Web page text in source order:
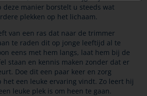
deze manier borstelt u steeds wat
plekken op het lichaam.
van een ras dat naar de trimmer
te raden dit op jonge leeftijd al te
eens met hem langs, laat hem bij de
staan en kennis maken zonder dat er
Doe dit een paar keer en zorg
het een leuke ervaring vindt. Zo leert hij
leuke plek is om heen te gaan.